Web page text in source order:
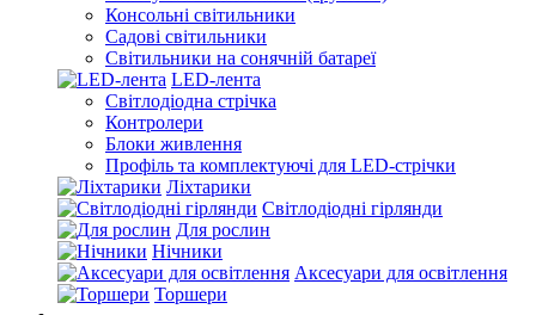
Консольні світильники
Садові світильники
Світильники на сонячній батареї
LED-лента
Світлодіодна стрічка
Контролери
Блоки живлення
Профіль та комплектуючі для LED-стрічки
Ліхтарики
Світлодіодні гірлянди
Для рослин
Нічники
Аксесуари для освітлення
Торшери